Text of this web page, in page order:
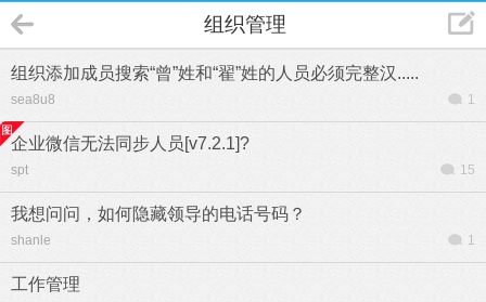
组织管理
组织添加成员搜索“曾”姓和“翟”姓的人员必须完整汉.....
sea8u8 1
企业微信无法同步人员[v7.2.1]?
spt 15
我想问问，如何隐藏领导的电话号码？
shanle 1
工作管理